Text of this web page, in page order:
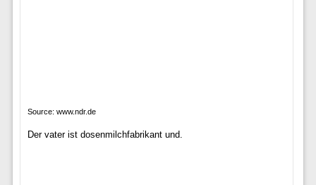
Source: www.ndr.de
Der vater ist dosenmilchfabrikant und.